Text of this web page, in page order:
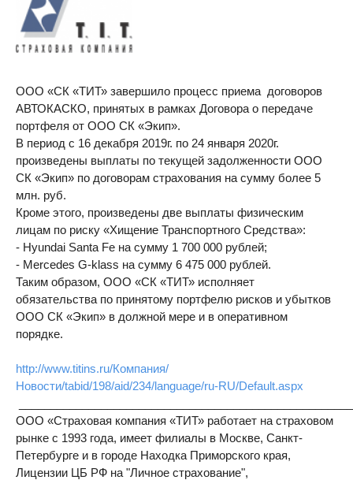
ООО «СК «ТИТ» завершило процесс приема договоров
АВТОКАСКО, принятых в рамках Договора о передаче
портфеля от ООО СК «Экип».
В период с 16 декабря 2019г. по 24 января 2020г.
произведены выплаты по текущей задолженности ООО
СК «Экип» по договорам страхования на сумму более 5
млн. руб.
Кроме этого, произведены две выплаты физическим
лицам по риску «Хищение Транспортного Средства»:
- Hyundai Santa Fe на сумму 1 700 000 рублей;
- Mercedes G-klass на сумму 6 475 000 рублей.
Таким образом, ООО «СК «ТИТ» исполняет
обязательства по принятому портфелю рисков и убытков
ООО СК «Экип» в должной мере и в оперативном
порядке.
http://www.titins.ru/Компания/
Новости/tabid/198/aid/234/language/ru-RU/Default.aspx
ООО «Страховая компания «ТИТ» работает на страховом
рынке с 1993 года, имеет филиалы в Москве, Санкт-
Петербурге и в городе Находка Приморского края,
Лицензии ЦБ РФ на "Личное страхование",